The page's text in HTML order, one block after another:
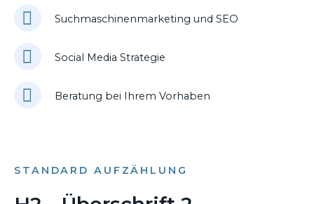
Suchmaschinenmarketing und SEO
Social Media Strategie
Beratung bei Ihrem Vorhaben
STANDARD AUFZÄHLUNG